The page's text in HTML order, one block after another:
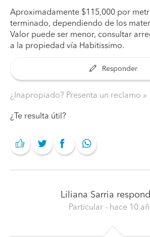
Aproximadamente $115,000 por
terminado, dependiendo de los
Valor puede ser menor, consultar
a la propiedad vía Habitissimo.
Responder
¿Inapropiado? Presenta un reclamo
¿Te resulta útil?
Liliana Sarria
Particular - hace 10